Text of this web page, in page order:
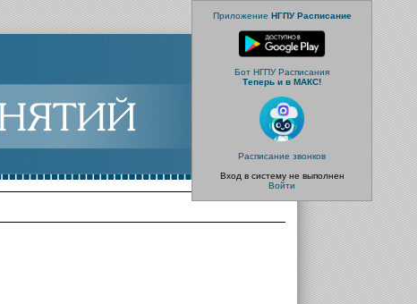
Приложение НГПУ Расписание
Бот НГПУ Расписания
Теперь и в МАКС!
Расписание звонков
Вход в систему не выполнен
Войти